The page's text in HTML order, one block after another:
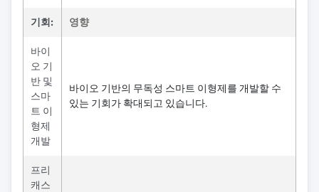
기회: 영향
바이
오 기
반 및
스마
트 이
형제
개발
바이오 기반의 무독성 스마트 이형제를 개발할 수
있는 기회가 확대되고 있습니다.
프리
캐스